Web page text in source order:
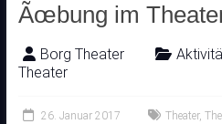
Ãœbung im
Borg Theater
Theater
26. Januar 2017 Theater,